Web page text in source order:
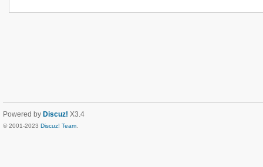
Powered by Discuz! X3.4
© 2001-2023 Discuz! Team